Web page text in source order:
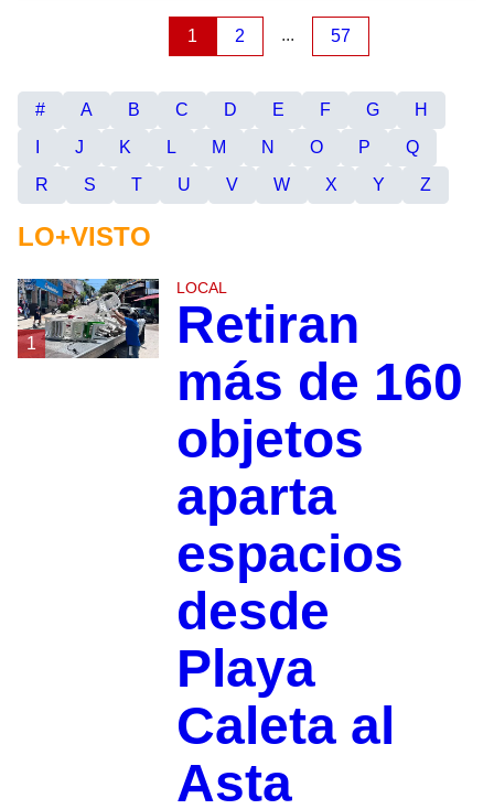
1 2 ... 57
# A B C D E F G
H
J K L M N O P
Q
R
S T U V W X Y Z
LO+VISTO
1
LOCAL
Retiran
más de 160
objetos
aparta
espacios
desde
Playa
Caleta al
Asta